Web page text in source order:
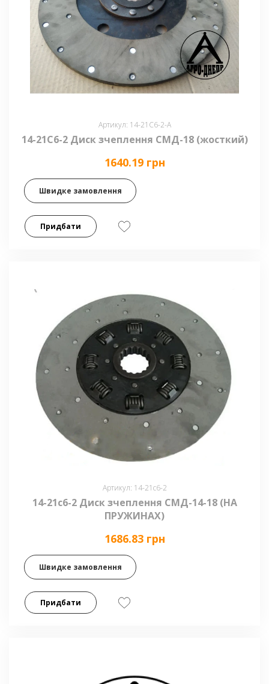
Артикул: 14-21С6-2-А
14-21С6-2 Диск зчеплення СМД-18 (жосткий)
1640.19 грн
Швидке замовлення
Придбати
Артикул: 14-21с6-2
14-21с6-2 Диск зчеплення СМД-14-18 (НА
ПРУЖИНАХ)
1686.83 грн
Швидке замовлення
Придбати